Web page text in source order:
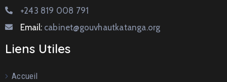
+243 819 008 791
Email: cabinet@gouvhautkatanga.org
Liens Utiles
Accueil